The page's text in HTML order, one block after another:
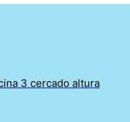
3 cercado altura